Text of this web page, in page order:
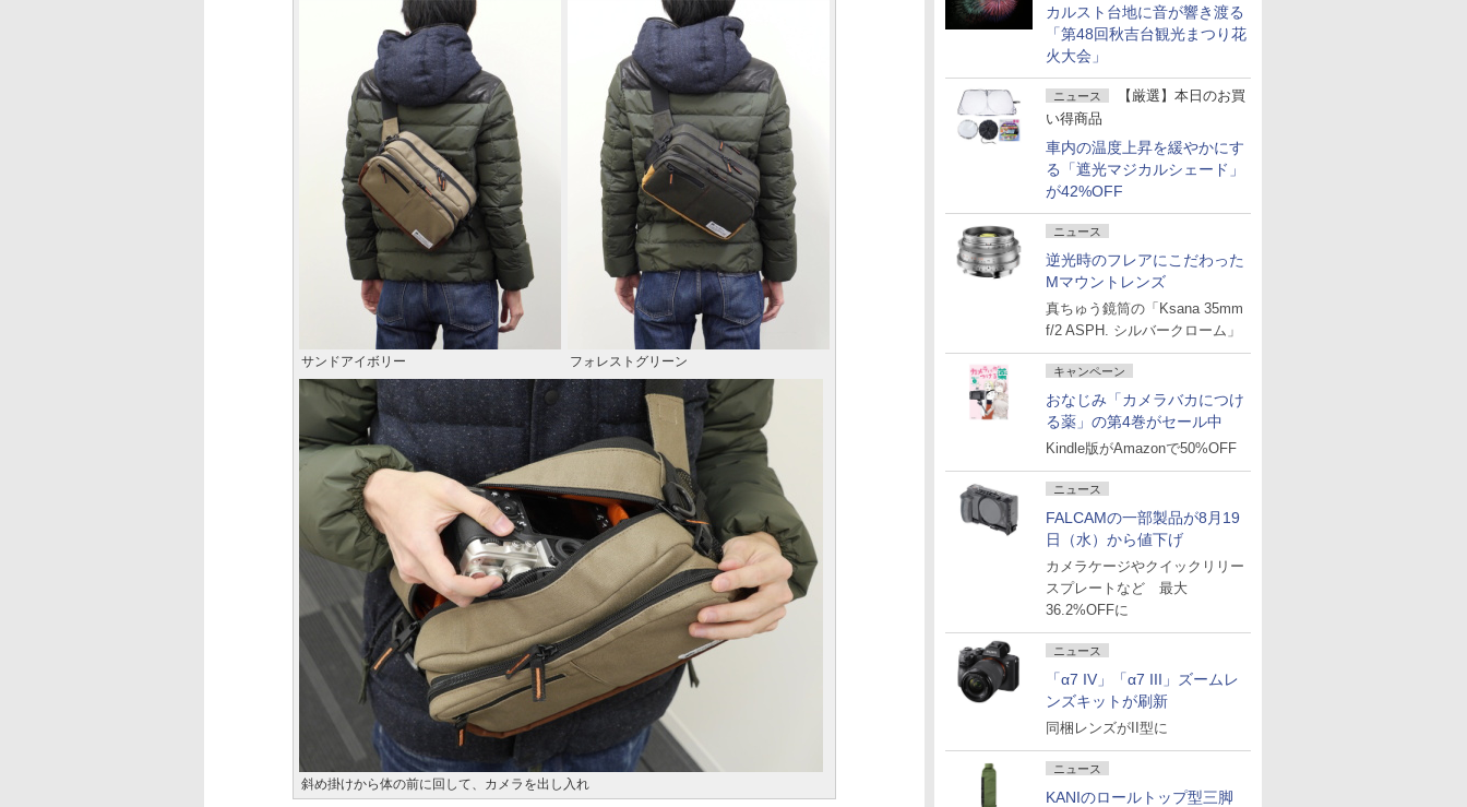
カルスト台地に音が響き渡る
「第48回秋吉台観光まつり花
火大会」
ニュース
【厳選】本日のお買
い得商品
車内の温度上昇を緩やかにす
る「遮光マジカルシェード」
が42%OFF
ニュース
逆光時のフレアにこだわった
Mマウントレンズ
真ちゅう鏡筒の「Ksana 35mm
f/2 ASPH. シルバークローム」
キャンペーン
おなじみ「カメラバカにつけ
る薬」の第4巻がセール中
Kindle版がAmazonで50%OFF
ニュース
FALCAMの一部製品が8月19
日（水）から値下げ
カメラケージやクイックリリー
スプレートなど 最大
36.2%OFFに
ニュース
「α7 IV」「α7 III」ズームレ
ンズキットが刷新
同梱レンズがII型に
ニュース
KANIのロールトップ型三脚
サンドアイボリー フォレストグリーン
斜め掛けから体の前に回して、カメラを出し入れ